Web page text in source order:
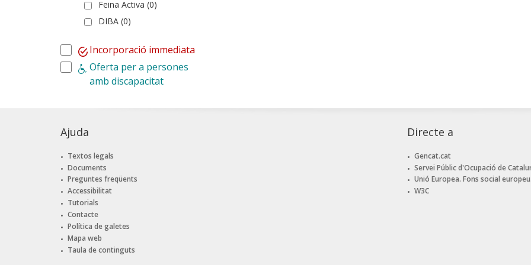
Feina Activa (0)
DIBA (0)
Incorporació immediata
Oferta per a persones
amb discapacitat
Ajuda
Textos legals
Documents
Preguntes freqüents
Accessibilitat
Tutorials
Contacte
Política de galetes
Mapa web
Taula de continguts
Directe a
Gencat.cat
Servei Públic d'Ocupació de
Unió Europea. Fons social europeu.
W3C